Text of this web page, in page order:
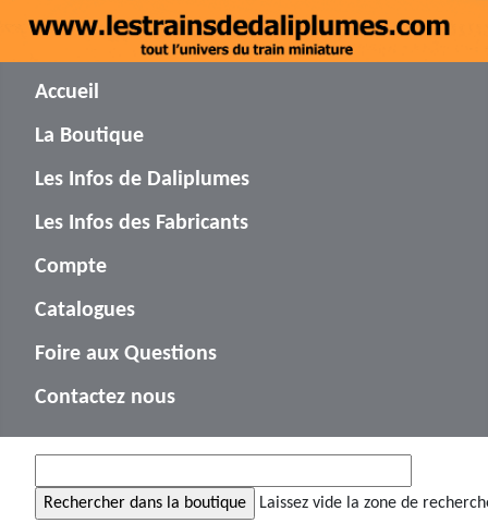
Accueil
La Boutique
Les Infos de Daliplumes
Les Infos des Fabricants
Compte
Catalogues
Foire aux Questions
Contactez nous
Laissez vide la zone de